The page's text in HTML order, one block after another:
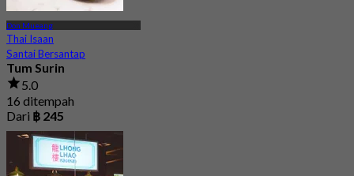
Don Mueang
Thai Isaan
Santai Bersantap
Tum Surin
5.0
16 ditempah
Dari ฿ 245